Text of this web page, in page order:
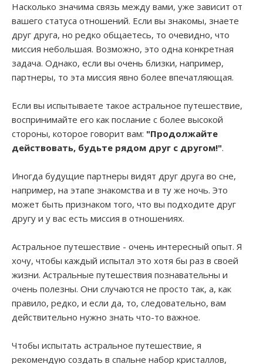
Насколько значима связь между вами, уже зависит от
вашего статуса отношений. Если вы знакомы, знаете
друг друга, но редко общаетесь, то очевидно, что
миссия небольшая. Возможно, это одна конкретная
задача. Однако, если вы очень близки, например,
партнеры, то эта миссия явно более впечатляющая.
Если вы испытываете такое астральное путешествие,
воспринимайте его как послание с более высокой
стороны, которое говорит вам: "Продолжайте
действовать, будьте рядом друг с другом!".
Иногда будущие партнеры видят друг друга во сне,
например, на этапе знакомства и в ту же ночь. Это
может быть признаком того, что вы подходите друг
другу и у вас есть миссия в отношениях.
Астральное путешествие - очень интересный опыт. Я
хочу, чтобы каждый испытал это хотя бы раз в своей
жизни. Астральные путешествия познавательны и
очень полезны. Они случаются не просто так, а, как
правило, редко, и если да, то, следовательно, вам
действительно нужно знать что-то важное.
Чтобы испытать астральное путешествие, я
рекомендую создать в спальне набор кристаллов,